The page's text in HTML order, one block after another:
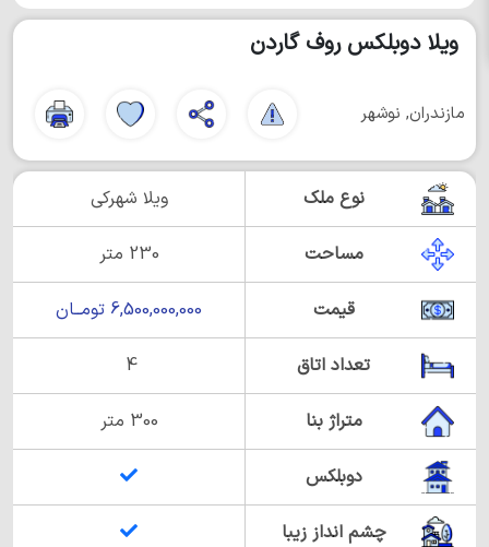
ویلا دوبلکس روف گاردن
مازندران, نوشهر
نوع ملک ویلا شهرکی
مساحت 230 متر
قیمت 6,500,000,000 تومــان
تعداد اتاق 4
متراژ بنا 300 متر
دوبلکس
چشم انداز زیبا